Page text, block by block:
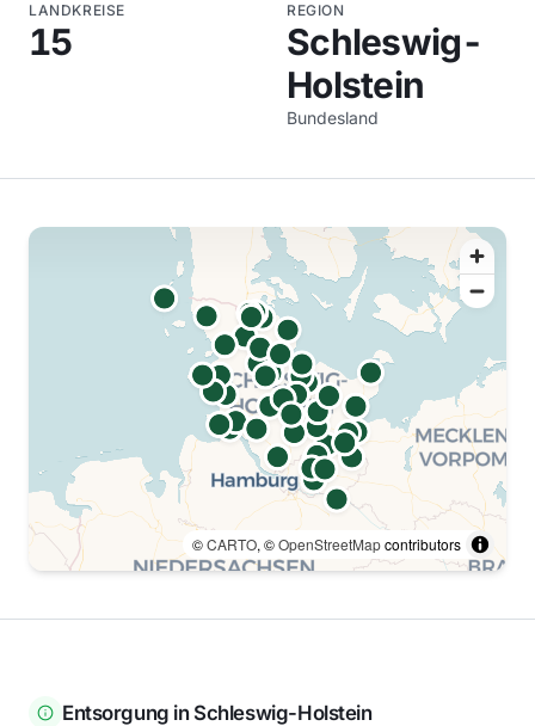
LANDKREISE
15
REGION
Schleswig-
Holstein
Bundesland
©CARTO, ©OpenStreetMapcontributors
Entsorgung inSchleswig-Holstein